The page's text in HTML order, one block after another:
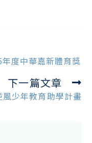
度中華嘉新體育獎
下一篇文章
少年教育助學計畫